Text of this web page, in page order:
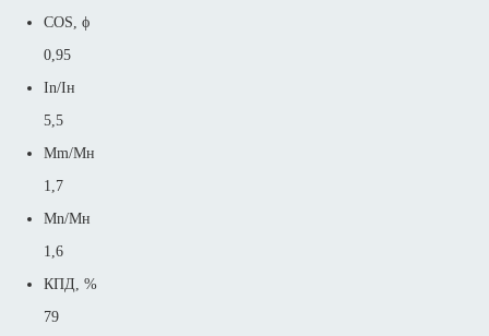
COS, ϕ
0,95
In/Iн
5,5
Mm/Mн
1,7
Mn/Mн
1,6
КПД, %
79